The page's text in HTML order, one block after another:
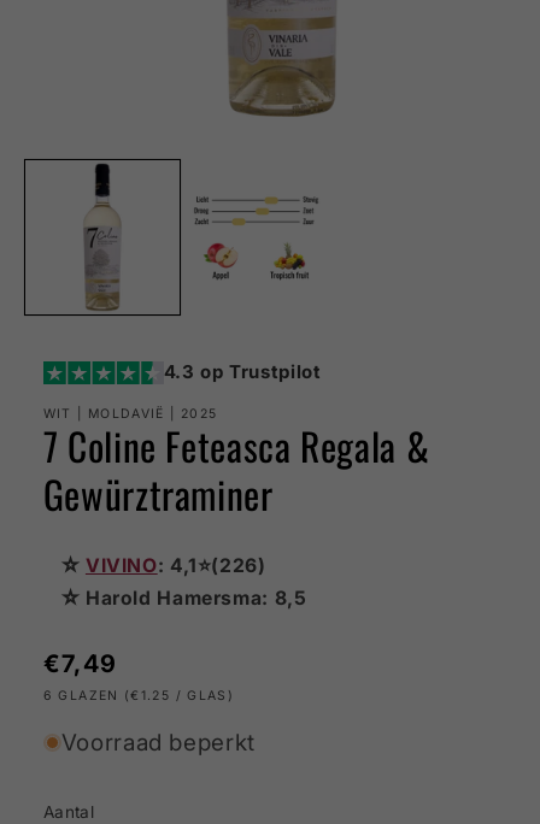
1
4.3 op Trustpilot
WIT | MOLDAVIË | 2025
7 Coline Feteasca Regala &
Gewürztraminer
☆ VIVINO: 4,1⭐(226)
☆ Harold Hamersma: 8,5
Normale
prijs
€7,49
6 GLAZEN (€1.25 / GLAS)
Voorraad beperkt
Aantal